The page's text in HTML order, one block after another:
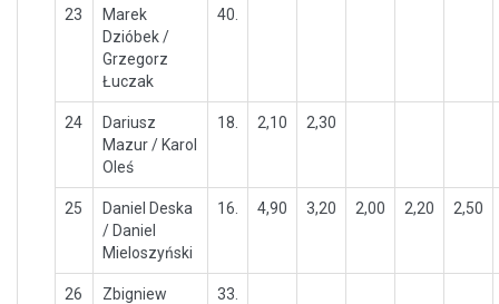
23
Marek
Dzióbek /
Grzegorz
Łuczak
40.
24
Dariusz
Mazur / Karol
Oleś
18. 2,10 2,30
25
Daniel Deska
/ Daniel
Mieloszyński
16. 4,90 3,20 2,00 2,20 2,50
26
Zbigniew
33.